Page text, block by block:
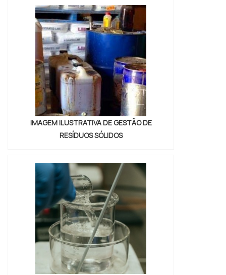
material produzido, esse tipo de serviço é
fundamental para a preservação do meio
ambiente.O SERVIÇO DAS EMPRESAS DE
GESTÃOO tratamento tem iníc...
IMAGEM ILUSTRATIVA DE GESTÃO DE
RESÍDUOS SÓLIDOS